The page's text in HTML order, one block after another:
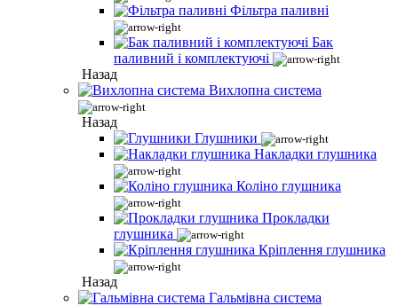
Фільтра паливні
Бак
паливний і комплектуючі
Назад
Вихлопна система
Назад
Глушники
Накладки глушника
Коліно глушника
Прокладки
глушника
Кріплення глушника
Назад
Гальмівна система